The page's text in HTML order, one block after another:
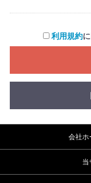
利用規約
会社ホ
当